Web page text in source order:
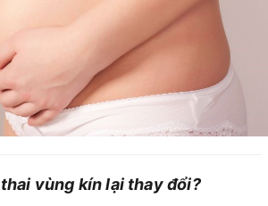
vùng kín lại thay đổi?